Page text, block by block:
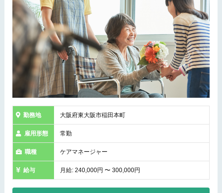
勤務地 大阪府東大阪市稲田本町
雇用形態 常勤
職種 ケアマネージャー
給与 月給: 240,000円 〜 300,000円